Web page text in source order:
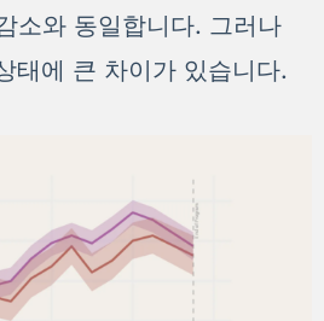
소와 동일합니다. 그러나
태에 큰 차이가 있습니다.